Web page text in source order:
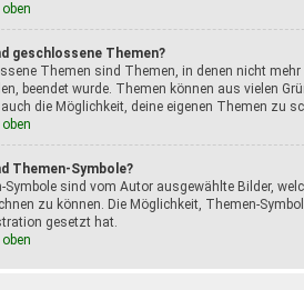
geschlossene Themen?
Themen sind Themen, in denen nicht
beendet wurde. Themen können aus vielen
die Möglichkeit, deine eigenen Themen zu
Themen-Symbole?
Symbole sind vom Autor ausgewählte Bilder,
zu können. Die Möglichkeit, Themen-
gesetzt hat.